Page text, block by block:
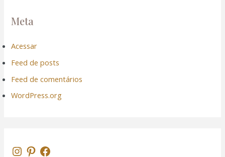
Meta
Acessar
Feed de posts
Feed de comentários
WordPress.org